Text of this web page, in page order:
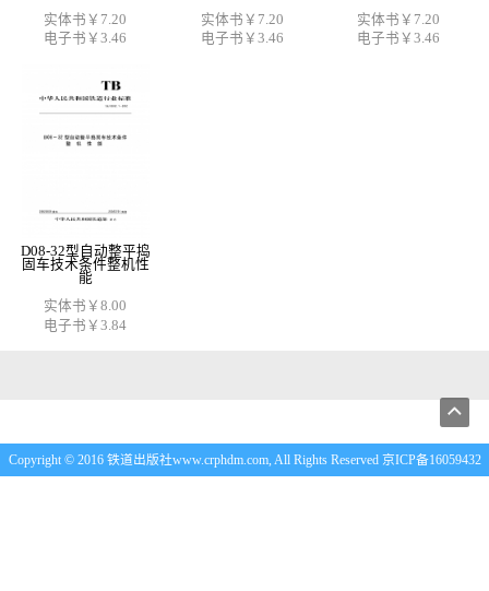
实体书￥7.20
电子书￥3.46
实体书￥7.20
电子书￥3.46
实体书￥7.20
电子书￥3.46
D08-32型自动整平捣
固车技术条件整机性
能
实体书￥8.00
电子书￥3.84
Copyright © 2016 铁道出版社www.crphdm.com, All Rights Reserved 京ICP备16059432